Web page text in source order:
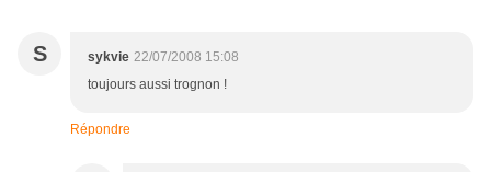
S sykvie 22/07/2008 15:08
toujours aussi trognon !
Répondre